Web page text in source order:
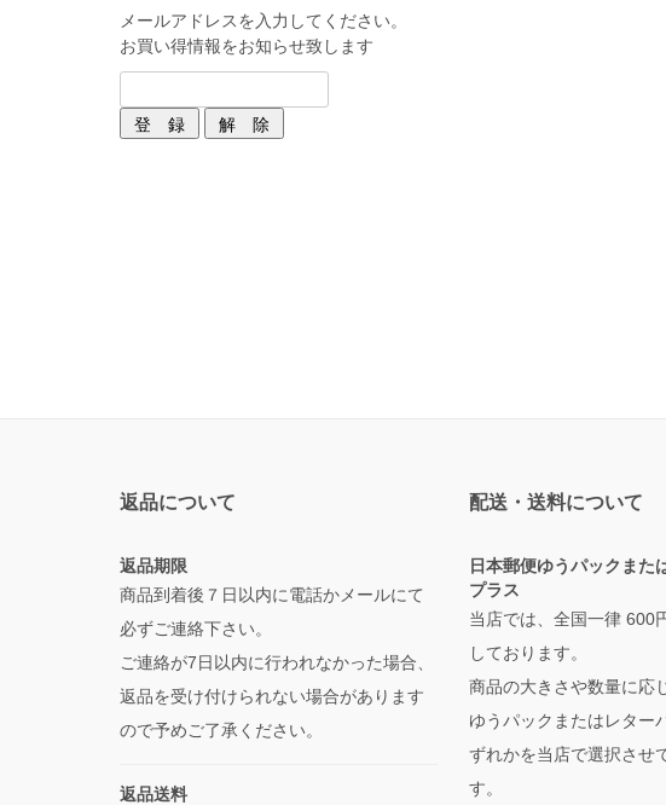
メールアドレスを入力してください。
お買い得情報をお知らせ致します
返品について
返品期限
商品到着後７日以内に電話かメールにて
必ずご連絡下さい。
ご連絡が7日以内に行われなかった場合、
返品を受け付けられない場合があります
ので予めご了承ください。
返品送料
配送・送料について
日本郵便ゆうパックまた
プラス
当店では、全国一律 600
しております。
商品の大きさや数量に応
ゆうパックまたはレター
ずれかを当店で選択させ
す。